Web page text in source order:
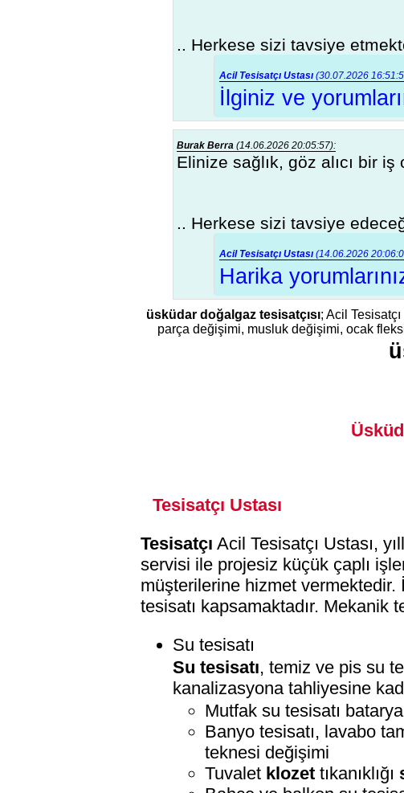
.. Herkese sizi tavsiye
Acil Tesisatçı Ustası(30.07.2026
İlginiz ve
Burak Berra (14.06.2026 20:05:57):
Elinize sağlık, göz alıcı bir iş
.. Herkese sizi tavsiye
Acil Tesisatçı Ustası(14.06.2026
Harika
üsküdar doğalgaz tesisatçısı; Acil
parça değişimi, musluk değişimi, ocak
Tesisatçı Ustası
Tesisatçı Acil Tesisatçı Ustası,
servisi ile projesiz küçük çaplı
müşterilerine hizmet vermektedir.
tesisatı kapsamaktadır. Mekanik
Su tesisatı
Su tesisatı, temiz ve pis su
kanalizasyona tahliyesine
Mutfak su tesisatı
Banyo tesisatı, lavabo
teknesi değişimi
Tuvalet klozet tıkanıklığı